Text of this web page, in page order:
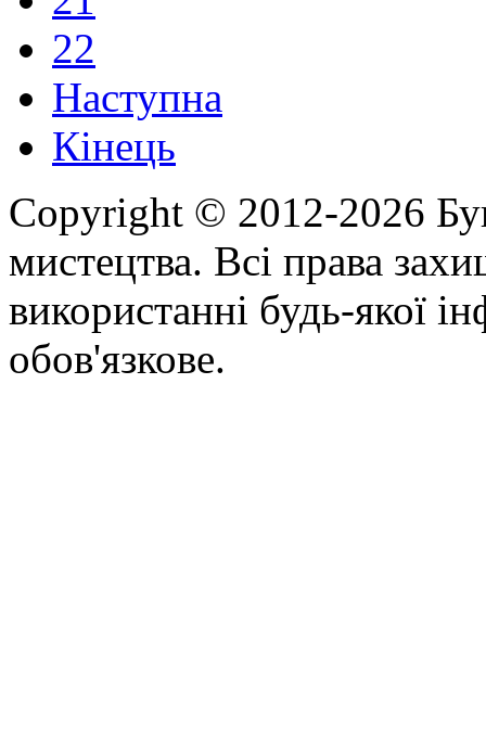
22
Наступна
Кінець
Copyright © 2012-2026
мистецтва. Всі права
використанні будь-якої
обов'язкове.